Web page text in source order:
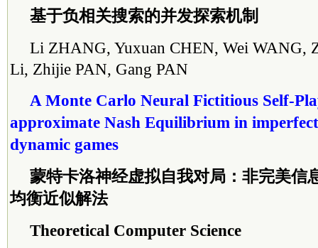
基于负相关搜索的并发探索机制
Li ZHANG, Yuxuan CHEN, Wei WANG,
Li, Zhijie PAN, Gang PAN
A Monte Carlo Neural Fictitious Self-
approximate Nash Equilibrium in
dynamic games
蒙特卡洛神经虚拟自我对局：非完美信
均衡近似解法
Theoretical Computer Science